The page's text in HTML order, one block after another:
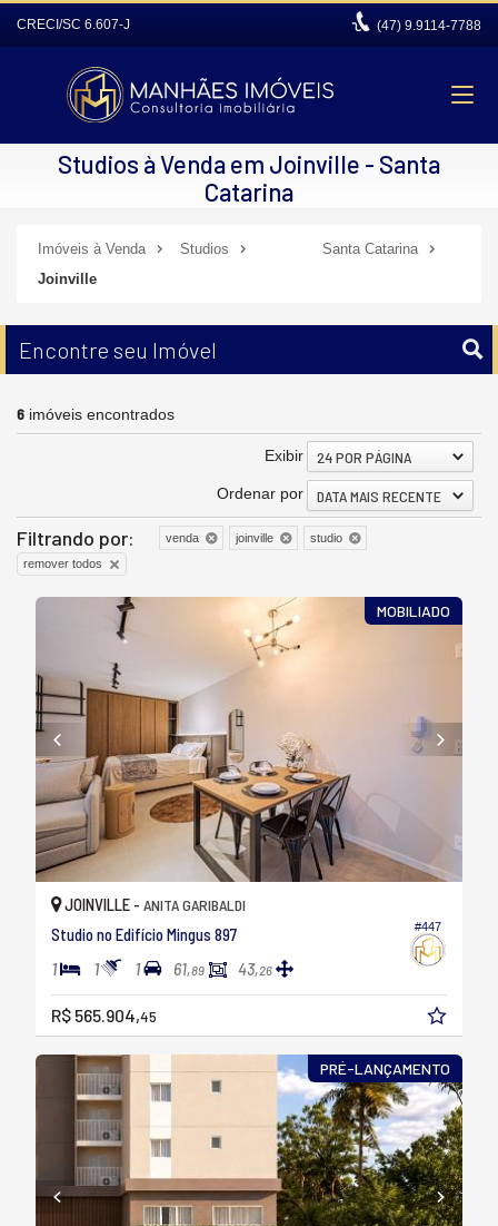
CRECI/SC 6.607-J (47) 9.9114-7788
Studios à Venda em Joinville - Santa
Catarina
Imóveis à Venda Studios
Santa Catarina
Joinville
Encontre seu Imóvel
6 imóveis encontrados
Exibir 24 POR PÁGINA
Ordenar por DATA MAIS RECENTE
Filtrando por: venda joinville
studio
remover todos
MOBILIADO
#447
JOINVILLE - ANITA GARIBALDI
Studio no Edifício Mingus 897
1 1 1 61,89 43,26
R$ 565.904,45
PRÉ-LANÇAMENTO